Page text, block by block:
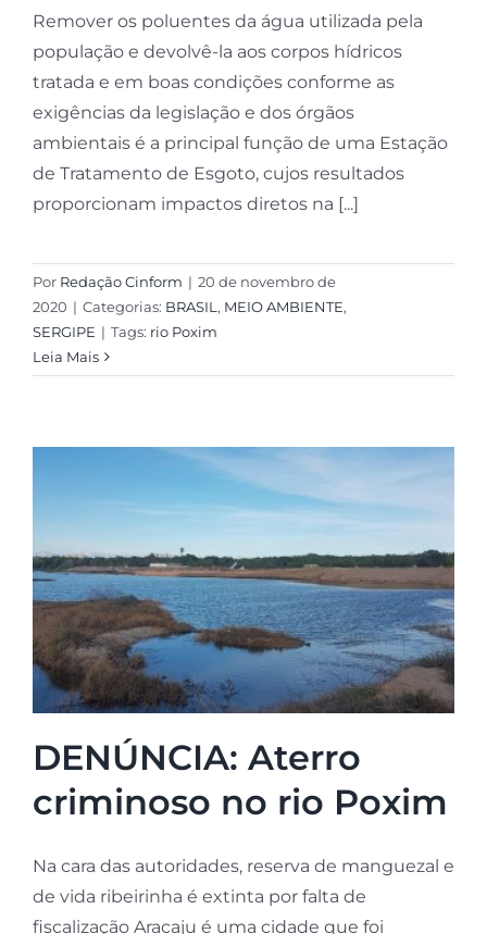
Remover os poluentes da água utilizada pela
população e devolvê-la aos corpos hídricos
tratada e em boas condições conforme as
exigências da legislação e dos órgãos
ambientais é a principal função de uma Estação
de Tratamento de Esgoto, cujos resultados
proporcionam impactos diretos na [...]
Por Redação Cinform | 20 de novembro de
2020 | Categorias: BRASIL, MEIO AMBIENTE,
SERGIPE | Tags: rio Poxim
Leia Mais
DENÚNCIA: Aterro
criminoso no rio Poxim
Na cara das autoridades, reserva de manguezal e
de vida ribeirinha é extinta por falta de
fiscalização Aracaju é uma cidade que foi